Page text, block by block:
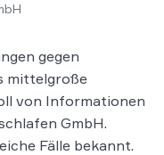
gegen
mittelgroße
von Informationen
GmbH.
Fälle bekannt.